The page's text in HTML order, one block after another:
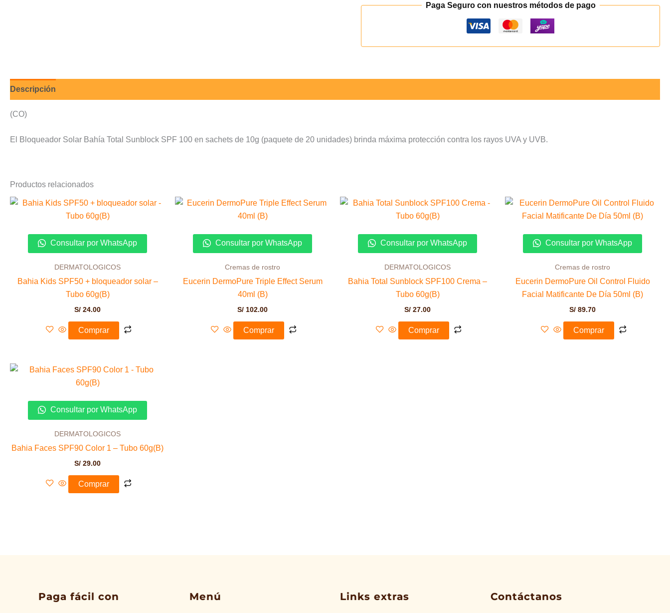
Paga Seguro con nuestros métodos de pago
Descripción
(CO)
El Bloqueador Solar Bahía Total Sunblock SPF 100 en sachets de 10g (paquete de 20 unidades) brinda máxima protección contra los rayos UVA y UVB.
Productos relacionados
Consultar por WhatsApp
DERMATOLOGICOS
Bahia Kids SPF50 + bloqueador solar –
Tubo 60g(B)
S/ 24.00
Comprar
Consultar por WhatsApp
Cremas de rostro
Eucerin DermoPure Triple Effect Serum
40ml (B)
S/ 102.00
Comprar
Consultar por WhatsApp
DERMATOLOGICOS
Bahia Total Sunblock SPF100 Crema –
Tubo 60g(B)
S/ 27.00
Comprar
Consultar por WhatsApp
Cremas de rostro
Eucerin DermoPure Oil Control Fluido
Facial Matificante De Día 50ml (B)
S/ 89.70
Comprar
Consultar por WhatsApp
DERMATOLOGICOS
Bahia Faces SPF90 Color 1 – Tubo 60g(B)
S/ 29.00
Comprar
Paga fácil con Menú Links extras Contáctanos